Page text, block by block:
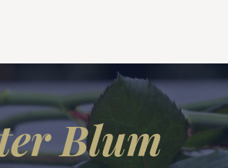
Blum